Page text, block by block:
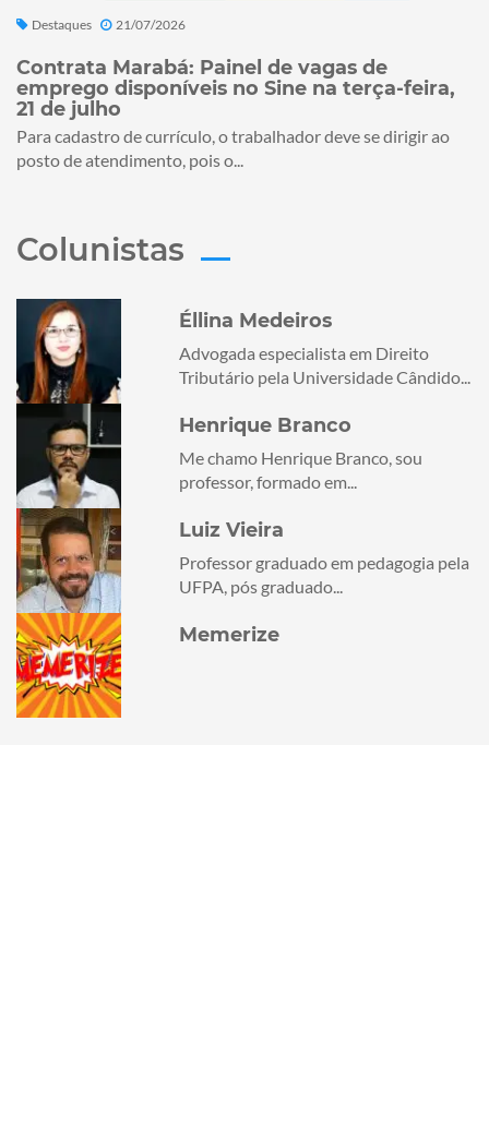
Destaques 21/07/2026
Contrata Marabá: Painel de vagas de
emprego disponíveis no Sine na terça-feira,
21 de julho
Para cadastro de currículo, o trabalhador deve se dirigir ao
posto de atendimento, pois o...
Colunistas
Éllina Medeiros
Advogada especialista em Direito
Tributário pela Universidade Cândido...
Henrique Branco
Me chamo Henrique Branco, sou
professor, formado em...
Luiz Vieira
Professor graduado em pedagogia pela
UFPA, pós graduado...
Memerize